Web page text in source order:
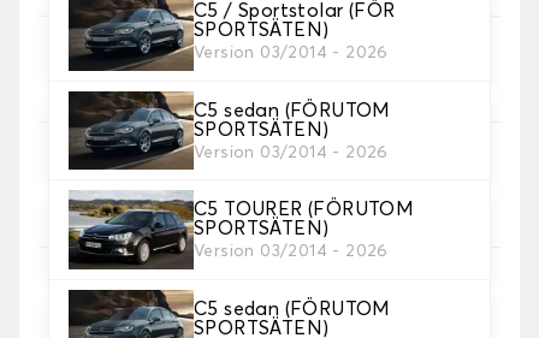
C5 / Sportstolar (FÖR
SPORTSÄTEN)
Version 03/2014 - 2026
C5 sedan (FÖRUTOM
SPORTSÄTEN)
Version 03/2014 - 2026
C5 TOURER (FÖRUTOM
SPORTSÄTEN)
Version 03/2014 - 2026
C5 sedan (FÖRUTOM
SPORTSÄTEN)
2. Val av spel
3. Material
Välj material för dina omslag.
4. Färg